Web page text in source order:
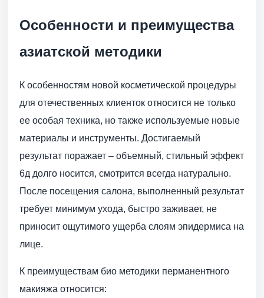
Особенности и преимущества
азиатской методики
К особенностям новой косметической процедуры
для отечественных клиенток относится не только
ее особая техника, но также используемые новые
материалы и инструменты. Достигаемый
результат поражает – объемный, стильный эффект
6д долго носится, смотрится всегда натурально.
После посещения салона, выполненный результат
требует минимум ухода, быстро заживает, не
приносит ощутимого ущерба слоям эпидермиса на
лице.
К преимуществам био методики перманентного
макияжа относится: